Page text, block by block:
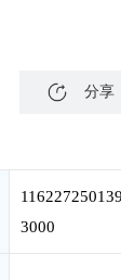
分享
3000